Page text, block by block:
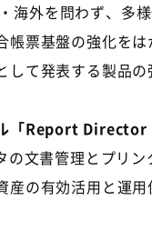
海外を問わず、多
帳票基盤の強化を
て発表する製品の
「Report Director
の文書管理とプリ
産の有効活用と運